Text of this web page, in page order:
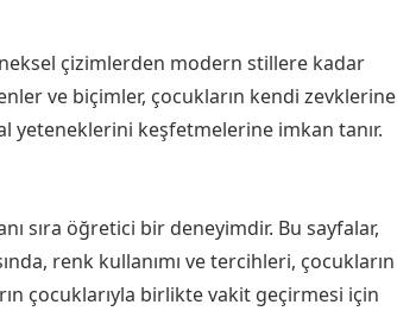
çizimlerden modern stillere kadar
ve biçimler, çocukların kendi zevklerine
yeteneklerini keşfetmelerine imkan tanır.
sıra öğretici bir deneyimdir. Bu sayfalar,
renk kullanımı ve tercihleri, çocukların
çocuklarıyla birlikte vakit geçirmesi için